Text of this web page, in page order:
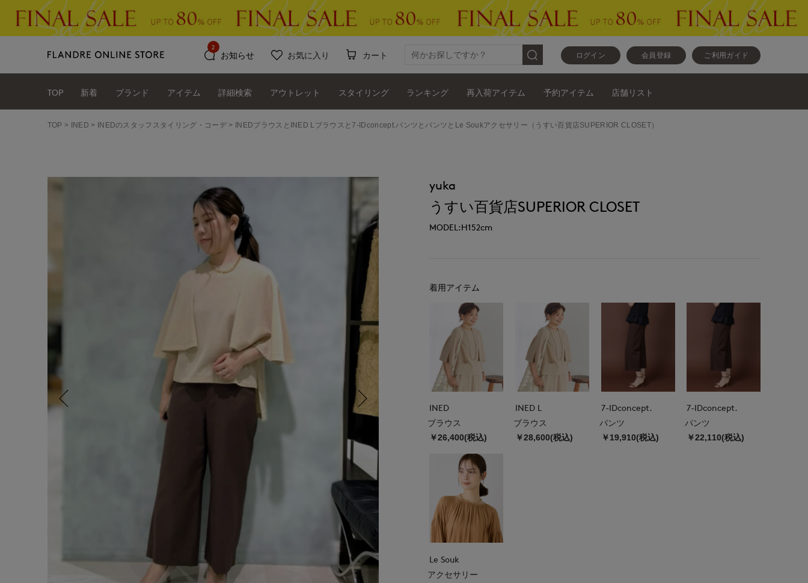
ログイン 会員登録 ご利用ガイド
お知らせ
2
お気に入り カート
TOP 新着 ブランド アイテム 詳細検索 アウトレット スタイリング ランキング 再入荷アイテム 予約アイテム 店舗リスト
TOP INED INEDのスタッフスタイリング・コーデ INEDブラウスとINED Lブラウスと7-IDconcept.パンツとパンツとLe Soukアクセサリー（うすい百貨店SUPERIOR CLOSET）
yuka
うすい百貨店SUPERIOR CLOSET
MODEL:H152cm
着用アイテム
INED
ブラウス
￥26,400(税込)
INED L
ブラウス
￥28,600(税込)
7-IDconcept.
パンツ
￥19,910(税込)
7-IDconcept.
パンツ
￥22,110(税込)
Le Souk
アクセサリー